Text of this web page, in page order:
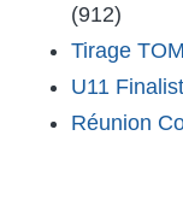
(912)
Tirage
U11
Réunion